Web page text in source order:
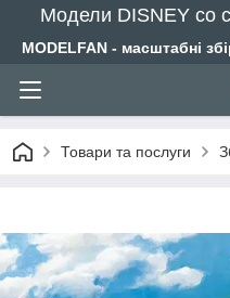
Модели DISNEY со
MODELFAN - масштабні
Товари та послуги